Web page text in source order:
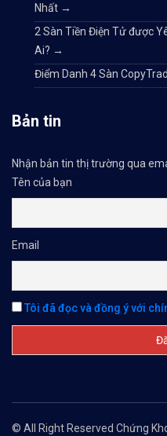
Nhất →
2 Sàn Tiền Điện Tử được
Ai? →
Điểm Danh 4 Sàn
Bản tin
Nhận bản tin thị trường qua
Tên của bạn
Email
Tôi đã đọc và đồng ý với
© All Right Reserved Chứng